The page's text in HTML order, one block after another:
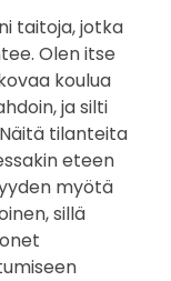
taitoja, jotka
Olen itse
koulua
ja silti
tilanteita
eteen
myötä
sillä